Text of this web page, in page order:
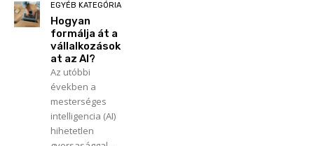
EGYÉB KATEGÓRIA
Hogyan
formálja át a
vállalkozások
at az AI?
Az utóbbi
években a
mesterséges
intelligencia (AI)
hihetetlen